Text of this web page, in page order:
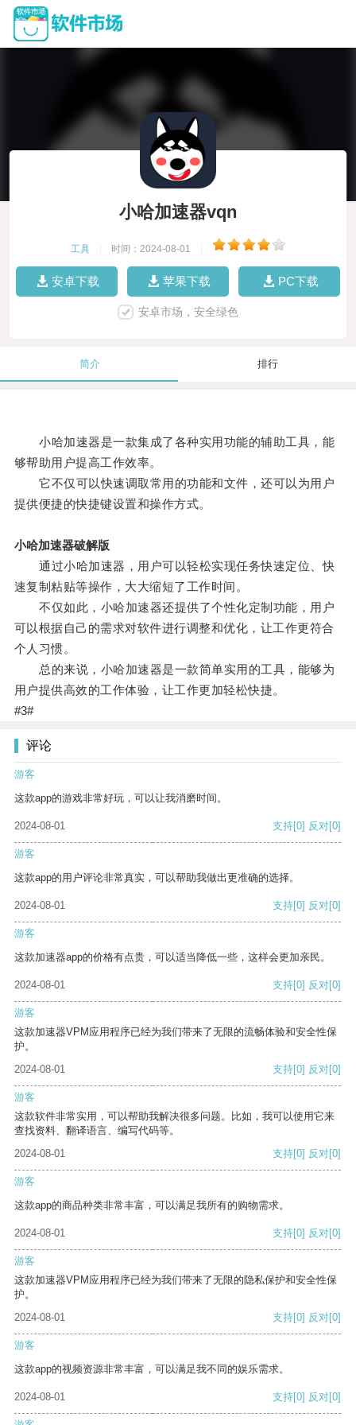
小哈加速器vqn
工具 时间：2024-08-01
安卓下载 苹果下载 PC下载
安卓市场，安全绿色
简介 排行
小哈加速器是一款集成了各种实用功能的辅助工具，能
够帮助用户提高工作效率。
它不仅可以快速调取常用的功能和文件，还可以为用户
提供便捷的快捷键设置和操作方式。
小哈加速器破解版
通过小哈加速器，用户可以轻松实现任务快速定位、快
速复制粘贴等操作，大大缩短了工作时间。
不仅如此，小哈加速器还提供了个性化定制功能，用户
可以根据自己的需求对软件进行调整和优化，让工作更符合
个人习惯。
总的来说，小哈加速器是一款简单实用的工具，能够为
用户提供高效的工作体验，让工作更加轻松快捷。
#3#
评论
游客
这款app的游戏非常好玩，可以让我消磨时间。
2024-08-01 支持[0] 反对[0]
游客
这款app的用户评论非常真实，可以帮助我做出更准确的选择。
2024-08-01 支持[0] 反对[0]
游客
这款加速器app的价格有点贵，可以适当降低一些，这样会更加亲民。
2024-08-01 支持[0] 反对[0]
游客
这款加速器VPM应用程序已经为我们带来了无限的流畅体验和安全性保
护。
2024-08-01
支持[0] 反对[0]
游客
这款软件非常实用，可以帮助我解决很多问题。比如，我可以使用它来
查找资料、翻译语言、编写代码等。
2024-08-01
支持[0] 反对[0]
游客
这款app的商品种类非常丰富，可以满足我所有的购物需求。
2024-08-01 支持[0] 反对[0]
游客
这款加速器VPM应用程序已经为我们带来了无限的隐私保护和安全性保
护。
2024-08-01
支持[0] 反对[0]
游客
这款app的视频资源非常丰富，可以满足我不同的娱乐需求。
2024-08-01 支持[0] 反对[0]